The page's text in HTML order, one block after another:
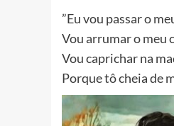
”Eu vou passar o
Vou arrumar o meu
Vou caprichar na
Porque tô cheia de